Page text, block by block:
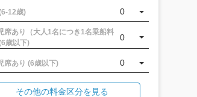
12歳) 0
席あり（大人1名につき1名乗船料
歳以下)
0
席あり (6歳以下) 0
その他の料金区分を見る